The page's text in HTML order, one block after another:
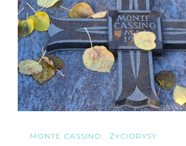
MONTE CASSINO ŻYCIORYSY